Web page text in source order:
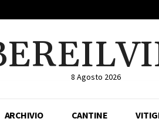
8 Agosto 2026
ARCHIVIO CANTINE